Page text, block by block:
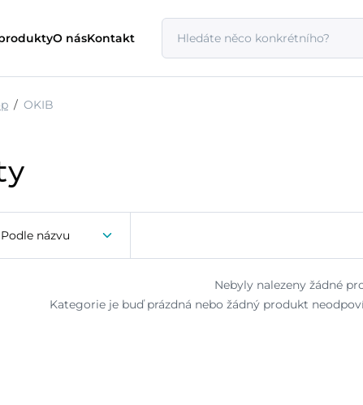
O násKontakt
OKIB
Podle názvu
Nebyly nalezeny žádné
Kategorie je buď prázdná nebo žádný produkt